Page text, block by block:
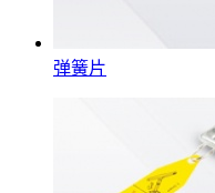
弹簧片